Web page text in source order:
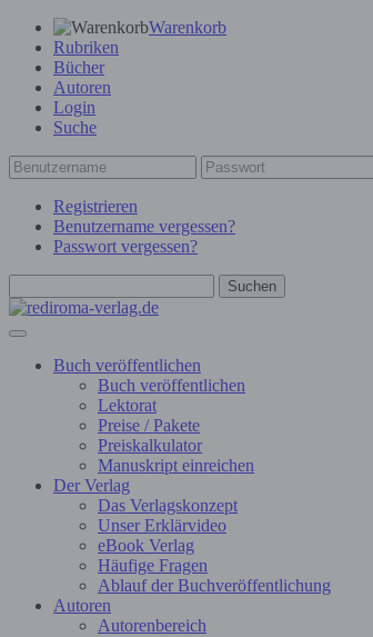
Warenkorb
Rubriken
Bücher
Autoren
Login
Suche
Registrieren
Benutzername vergessen?
Passwort vergessen?
Suchen
Buch veröffentlichen
Buch veröffentlichen
Lektorat
Preise / Pakete
Preiskalkulator
Manuskript einreichen
Der Verlag
Das Verlagskonzept
Unser Erklärvideo
eBook Verlag
Häufige Fragen
Ablauf der Buchveröffentlichung
Autoren
Autorenbereich